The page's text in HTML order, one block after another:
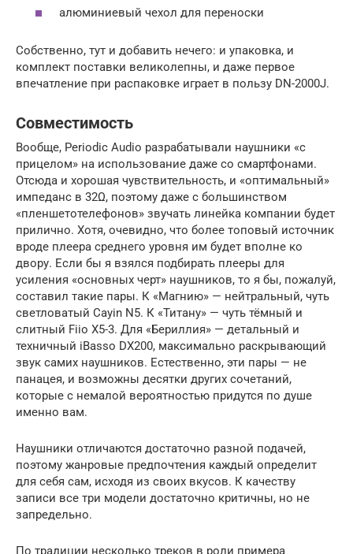
алюминиевый чехол для переноски
Собственно, тут и добавить нечего: и упаковка, и
комплект поставки великолепны, и даже первое
впечатление при распаковке играет в пользу DN-2000J.
Совместимость
Вообще, Periodic Audio разрабатывали наушники «с
прицелом» на использование даже со смартфонами.
Отсюда и хорошая чувствительность, и «оптимальный»
импеданс в 32Ω, поэтому даже с большинством
«пленшетотелефонов» звучать линейка компании будет
прилично. Хотя, очевидно, что более топовый источник
вроде плеера среднего уровня им будет вполне ко
двору. Если бы я взялся подбирать плееры для
усиления «основных черт» наушников, то я бы, пожалуй,
составил такие пары. К «Магнию» — нейтральный, чуть
светловатый Cayin N5. К «Титану» — чуть тёмный и
слитный Fiio X5-3. Для «Бериллия» — детальный и
техничный iBasso DX200, максимально раскрывающий
звук самих наушников. Естественно, эти пары — не
панацея, и возможны десятки других сочетаний,
которые с немалой вероятностью придутся по душе
именно вам.
Наушники отличаются достаточно разной подачей,
поэтому жанровые предпочтения каждый определит
для себя сам, исходя из своих вкусов. К качеству
записи все три модели достаточно критичны, но не
запредельно.
По традиции несколько треков в роли примера